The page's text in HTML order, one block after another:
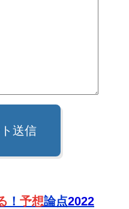
送信
！ 予想論点2022